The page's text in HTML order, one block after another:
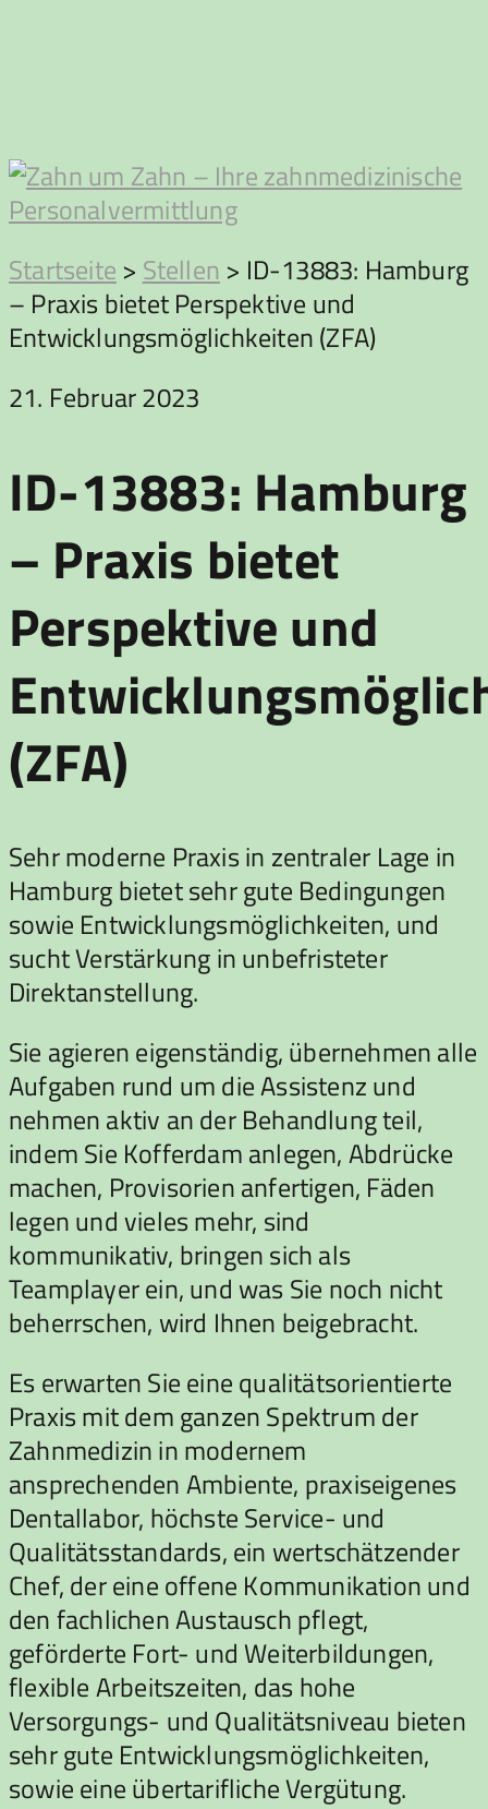
Zahn
um
Zahn
Startseite > Stellen > ID-13883: Hamburg
– Praxis bietet Perspektive und
Entwicklungsmöglichkeiten (ZFA)
21. Februar 2023
ID-13883: Hamburg
– Praxis bietet
Perspektive und
(ZFA)
Sehr moderne Praxis in zentraler Lage in
Hamburg bietet sehr gute Bedingungen
sowie Entwicklungsmöglichkeiten, und
sucht Verstärkung in unbefristeter
Direktanstellung.
Sie agieren eigenständig, übernehmen alle
Aufgaben rund um die Assistenz und
nehmen aktiv an der Behandlung teil,
indem Sie Kofferdam anlegen, Abdrücke
machen, Provisorien anfertigen, Fäden
legen und vieles mehr, sind
kommunikativ, bringen sich als
Teamplayer ein, und was Sie noch nicht
beherrschen, wird Ihnen beigebracht.
Es erwarten Sie eine qualitätsorientierte
Praxis mit dem ganzen Spektrum der
Zahnmedizin in modernem
ansprechenden Ambiente, praxiseigenes
Dentallabor, höchste Service- und
Qualitätsstandards, ein wertschätzender
Chef, der eine offene Kommunikation und
den fachlichen Austausch pflegt,
geförderte Fort- und Weiterbildungen,
flexible Arbeitszeiten, das hohe
Versorgungs- und Qualitätsniveau bieten
sehr gute Entwicklungsmöglichkeiten,
sowie eine übertarifliche Vergütung.